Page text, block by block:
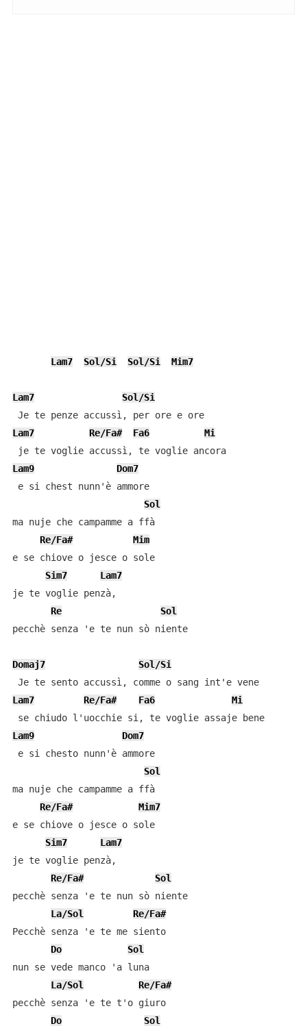
Lam7 Sol/Si Sol/Si Mim7
Lam7
Sol/Si
Je te penze accussì, per ore e ore
Lam7
Re/Fa# Fa6
Mi
je te voglie accussì, te voglie ancora
Lam9
Dom7
e si chest nunn'è ammore
Sol
ma nuje che campamme a ffà
Re/Fa#
Mim
e se chiove o jesce o sole
Sim7
Lam7
je te voglie penzà,
Re
Sol
pecchè senza 'e te nun sò niente
Domaj7
Sol/Si
Je te sento accussì, comme o sang int'e vene
Lam7
Re/Fa# Fa6
Mi
se chiudo l'uocchie si, te voglie assaje bene
Lam9
Dom7
e si chesto nunn'è ammore
Sol
ma nuje che campamme a ffà
Re/Fa#
Mim7
e se chiove o jesce o sole
Sim7
Lam7
je te voglie penzà,
Re/Fa#
Sol
pecchè senza 'e te nun sò niente
La/Sol
Re/Fa#
Pecchè senza 'e te me siento
Do
Sol
nun se vede manco 'a luna
La/Sol
Re/Fa#
pecchè senza 'e te t'o giuro
Do
Sol